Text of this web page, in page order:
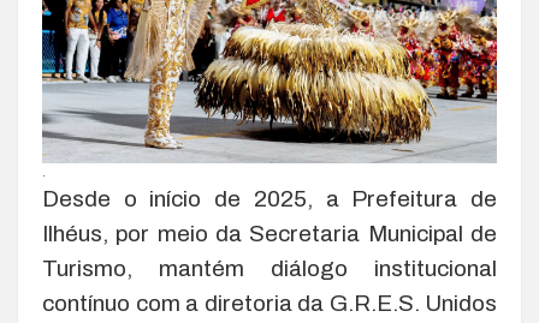
Desde o início de 2025, a Prefeitura de
Ilhéus, por meio da Secretaria Municipal de
Turismo, mantém diálogo institucional
contínuo com a diretoria da G.R.E.S. Unidos